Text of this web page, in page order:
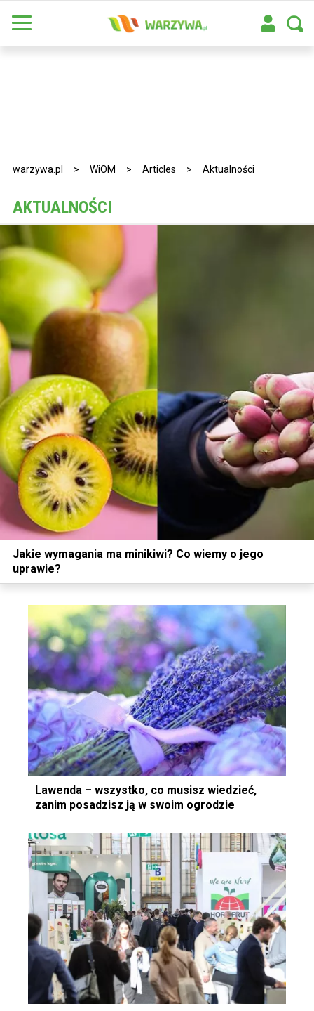
warzywa.pl > WiOM > Articles > Aktualności
AKTUALNOŚCI
Jakie wymagania ma minikiwi? Co wiemy o jego
uprawie?
Lawenda – wszystko, co musisz wiedzieć,
zanim posadzisz ją w swoim ogrodzie